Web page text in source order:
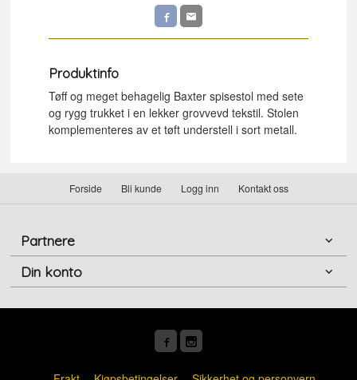
Produktinfo
Tøff og meget behagelig Baxter spisestol med sete
og rygg trukket i en lekker grovvevd tekstil. Stolen
komplementeres av et tøft understell i sort metall.
Forside Bli kunde Logg inn Kontakt oss
Partnere
Din konto